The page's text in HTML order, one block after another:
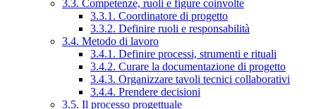
3.3. Competenze, ruoli e figure coinvolte
3.3.1. Coordinatore di progetto
3.3.2. Definire ruoli e responsabilità
3.4. Metodo di lavoro
3.4.1. Definire processi, strumenti e rituali
3.4.2. Curare la documentazione di progetto
3.4.3. Organizzare tavoli tecnici collaborativi
3.4.4. Prendere decisioni
3.5. Il processo progettuale